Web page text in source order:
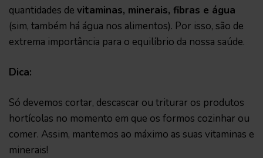
quantidades de vitaminas, minerais, fibras e água
(sim, também há água nos alimentos). Por isso, são de
extrema importância para o equilíbrio da nossa saúde.
Dica:
Só devemos cortar, descascar ou triturar os produtos
hortícolas no momento em que os formos cozinhar ou
comer. Assim, mantemos ao máximo as suas vitaminas e
minerais!